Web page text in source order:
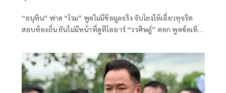
“อนุทิน” ฟาด “โรม” พูดไม่มีข้อมูลจริง จับโยงให้เอี่ยวทุจริต
สอบท้องถิ่น ยันไม่มีหน้าที่ดูทีโออาร์ “วรศิษฎ์” ตอก พูดข้อเท็จ